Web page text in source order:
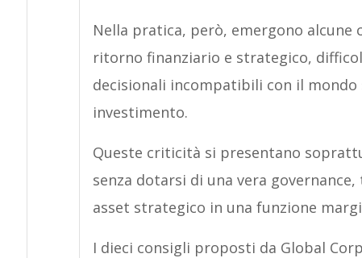
Nella pratica, però, emergono
ritorno finanziario e strategico,
decisionali incompatibili con il
investimento.
Queste criticità si presentano
senza dotarsi di una vera
asset strategico in una funzione
I dieci consigli proposti da Global